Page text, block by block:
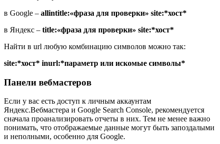
в Google – allintitle:«фраза для проверки» site:*хост*
в Яндекс – title:«фраза для проверки» site:*хост*
Найти в url любую комбинацию символов можно так:
site:*хост* inurl:*параметр или искомые символы*
Панели вебмастеров
Если у вас есть доступ к личным аккаунтам
Яндекс.Вебмастера и Google Search Console, рекомендуется
сначала проанализировать отчеты в них. Тем не менее важно
понимать, что отображаемые данные могут быть запоздалыми
и неполными, особенно для Google.